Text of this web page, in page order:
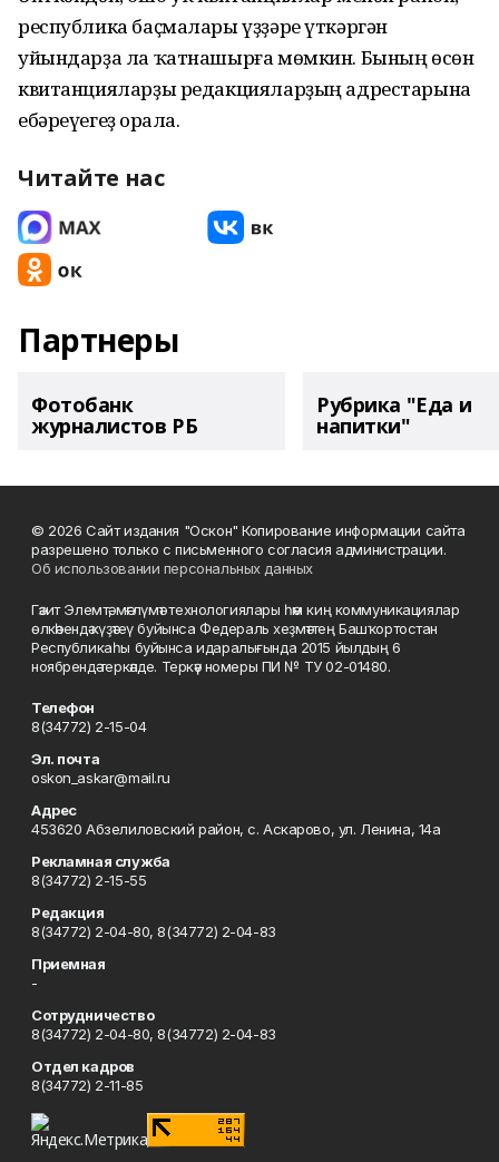
республика баҫмалары үҙҙәре үткәргән
уйындарҙа ла ҡатнашырға мөмкин. Бының өсөн
квитанцияларҙы редакцияларҙың адрестарына
ебәреүегеҙ һорала.
Читайте нас
Партнеры
Фотобанк
журналистов РБ
Рубрика "Еда и
напитки"
© 2026 Сайт издания "Оскон" Копирование информации сайта
разрешено только с письменного согласия администрации.
Об использовании персональных данных
Гәзит Элемтә, мәғлүмәт технологиялары һәм киң коммуникациялар
өлкәһендә күҙәтеү буйынса Федераль хеҙмәттең Башҡортостан
Республикаһы буйынса идаралығында 2015 йылдың 6
ноябрендә теркәлде. Теркәү номеры ПИ № ТУ 02-01480.
Телефон
8(34772) 2-15-04
Эл. почта
oskon_askar@mail.ru
Адрес
453620 Абзелиловский район, с. Аскарово, ул. Ленина, 14а
Рекламная служба
8(34772) 2-15-55
Редакция
8(34772) 2-04-80, 8(34772) 2-04-83
Приемная
-
Сотрудничество
8(34772) 2-04-80, 8(34772) 2-04-83
Отдел кадров
8(34772) 2-11-85